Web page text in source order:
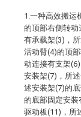
1.一种高效搬运
的顶部右侧转
有承载架(3)，
活动臂(4)的顶
动连接有支架
安装架(7)，所
述安装架(7)的
的底部固定安
驱动板(11)，所